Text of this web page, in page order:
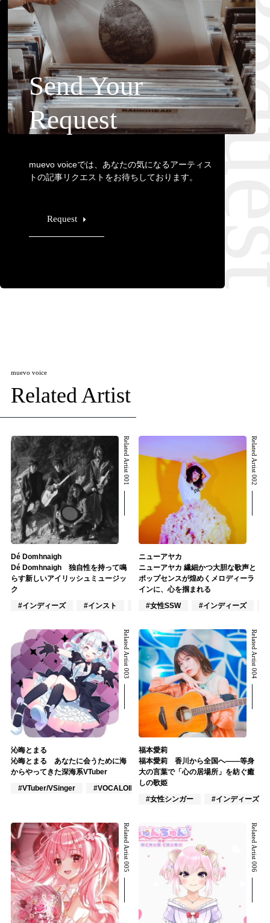
Send Your
Request
muevo voiceでは、あなたの気になるアーティス
トの記事リクエストをお待ちしております。
Request
muevo voice
Related Artist
Related Artist 001
Dé Domhnaigh
Dé Domhnaigh 独自性を持って鳴
らす新しいアイリッシュミュージッ
ク
#インディーズ
#インスト #楽器奏者
Related Artist 002
ニューアヤカ
ニューアヤカ 繊細かつ大胆な歌声と
ポップセンスが煌めくメロディーラ
インに、心を掴まれる
#女性SSW
#インディーズ
Related Artist 003
沁晦とまる
沁晦とまる あなたに会うために海
からやってきた深海系VTuber
#VTuber/VSinger
#VOCALOID #声優
Related Artist 004
福本愛莉
福本愛莉 香川から全国へ――等身
大の言葉で「心の居場所」を紡ぐ癒
しの歌姫
#女性シンガー
#インディーズ
Related Artist 005 Related Artist 006